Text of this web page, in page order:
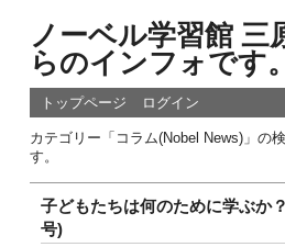
ノーベル学習館 三
らのインフォです。
トップページ ログイン
カテゴリー「コラム(Nobel News)」の
す。
子どもたちは何のために学ぶか
号)